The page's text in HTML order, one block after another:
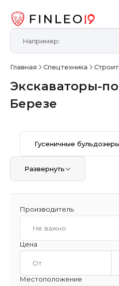
Главная Спецтехника
Экскаваторы-
Березе
Гусеничные
Развернуть
Производитель
Не важно
Цена
Местоположение